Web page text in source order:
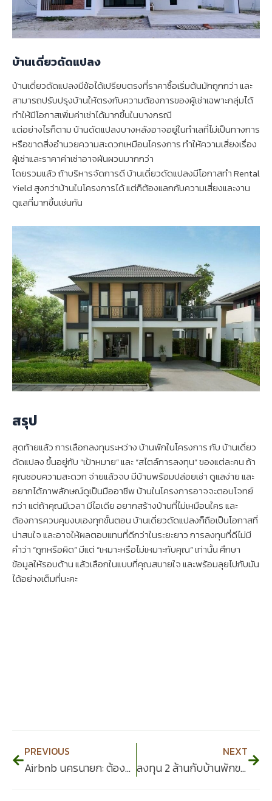
บ้านเดี่ยวดัดแปลง
บ้านเดี่ยวดัดแปลงมีข้อได้เปรียบตรงที่ราคาซื้อเริ่มต้นมักถูกกว่า และ
สามารถปรับปรุงบ้านให้ตรงกับความต้องการของผู้เช่าเฉพาะกลุ่มได้
ทำให้มีโอกาสเพิ่มค่าเช่าได้มากขึ้นในบางกรณี
แต่อย่างไรก็ตาม บ้านดัดแปลงบางหลังอาจอยู่ในทำเลที่ไม่เป็นทางการ
หรือขาดสิ่งอำนวยความสะดวกเหมือนโครงการ ทำให้ความเสี่ยงเรื่อง
ผู้เช่าและราคาค่าเช่าอาจผันผวนมากกว่า
โดยรวมแล้ว ถ้าบริหารจัดการดี บ้านเดี่ยวดัดแปลงมีโอกาสทำ Rental
Yield สูงกว่าบ้านในโครงการได้ แต่ก็ต้องแลกกับความเสี่ยงและงาน
ดูแลที่มากขึ้นเช่นกัน
สรุป
สุดท้ายแล้ว การเลือกลงทุนระหว่าง บ้านพักในโครงการ กับ บ้านเดี่ยว
ดัดแปลง ขึ้นอยู่กับ “เป้าหมาย” และ “สไตล์การลงทุน” ของแต่ละคน ถ้า
คุณชอบความสะดวก จ่ายแล้วจบ มีบ้านพร้อมปล่อยเช่า ดูแลง่าย และ
อยากได้ภาพลักษณ์ดูเป็นมืออาชีพ บ้านในโครงการอาจจะตอบโจทย์
กว่า แต่ถ้าคุณมีเวลา มีไอเดีย อยากสร้างบ้านที่ไม่เหมือนใคร และ
ต้องการควบคุมงบเองทุกขั้นตอน บ้านเดี่ยวดัดแปลงก็ถือเป็นโอกาสที่
น่าสนใจ และอาจให้ผลตอบแทนที่ดีกว่าในระยะยาว การลงทุนที่ดีไม่มี
คำว่า “ถูกหรือผิด” มีแต่ “เหมาะหรือไม่เหมาะกับคุณ” เท่านั้น ศึกษา
ข้อมูลให้รอบด้าน แล้วเลือกในแบบที่คุณสบายใจ และพร้อมลุยไปกับมัน
ได้อย่างเต็มที่นะคะ
PREVIOUS
Airbnb นครนายก: ต้องลงทะเบียนไหม? ผิดกฎหมายหรือไม่?
NEXT
ลงทุน 2 ล้านกับบ้านพักขนาดเล็กในนครนายก จะคืนทุนเมื่อไหร่